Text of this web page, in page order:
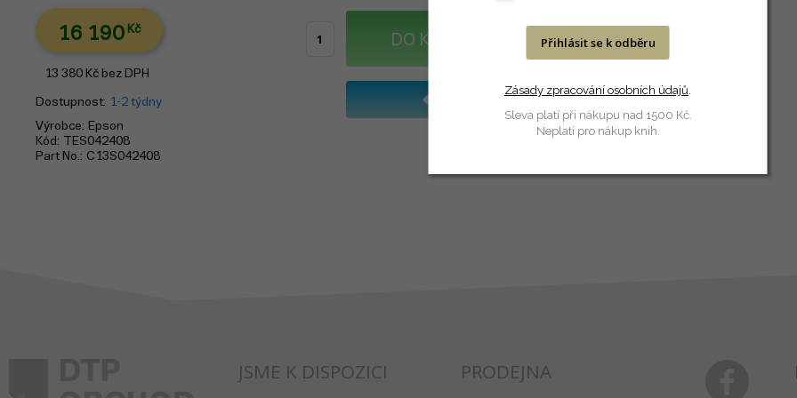
16 190 Kč
13 380 Kč bez DPH
Dostupnost 1-2 týdny
Výrobce
Epson
Kód
TES042408
Part No.
C13S042408
DO KOŠÍKU
JSME K DISPOZICI PRODEJNA
Přihlásit se k odběru
Zásady zpracování osobních údajů.
Sleva platí při nákupu nad 1500 Kč.
Neplatí pro nákup knih.